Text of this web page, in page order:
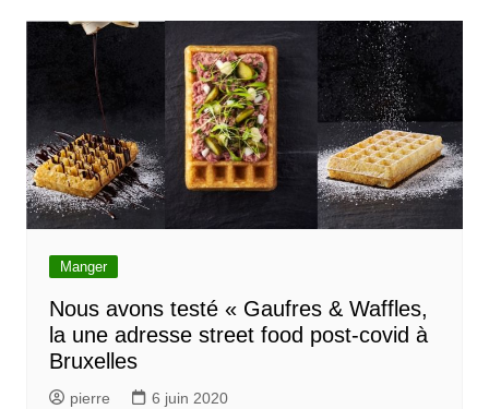
Manger
Nous avons testé « Gaufres & Waffles,
la une adresse street food post-covid à
Bruxelles
pierre 6 juin 2020